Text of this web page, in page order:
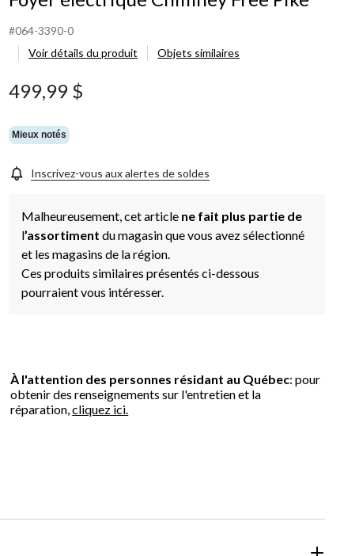
#064-3390-0
Voir détails du produit
Objets similaires
499,99 $
Mieux notés
Inscrivez-vous aux alertes de soldes
Malheureusement, cet article ne fait plus partie de
l’assortiment du magasin que vous avez sélectionné
et les magasins de la région.
Ces produits similaires présentés ci-dessous
pourraient vous intéresser.
À l'attention des personnes résidant au Québec: pour
obtenir des renseignements sur l'entretien et la
réparation,cliquez ici.